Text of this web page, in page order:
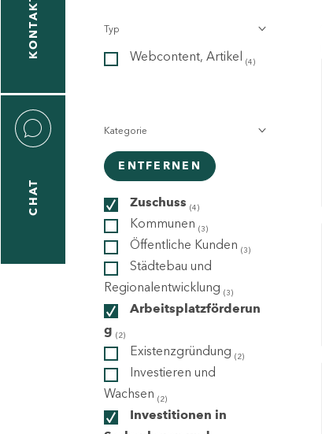
KONTAKT
CHAT
Typ
Webcontent, Artikel (4)
Kategorie
ENTFERNEN
Zuschuss (4)
Kommunen (3)
Öffentliche Kunden (3)
Städtebau und
Regionalentwicklung (3)
Arbeitsplatzförderun
g (2)
Existenzgründung (2)
Investieren und
Wachsen (2)
Investitionen in